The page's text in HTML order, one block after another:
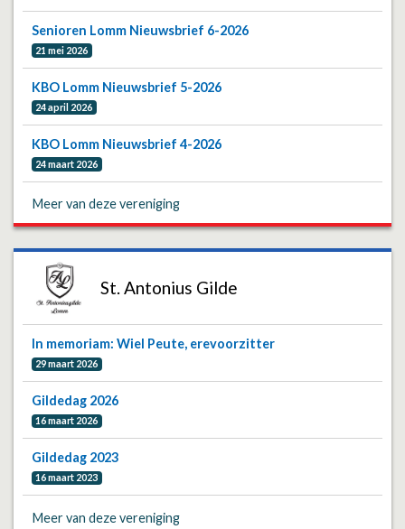
Senioren Lomm Nieuwsbrief 6-2026
21 mei 2026
KBO Lomm Nieuwsbrief 5-2026
24 april 2026
KBO Lomm Nieuwsbrief 4-2026
24 maart 2026
Meer van deze vereniging
St. Antonius Gilde
In memoriam: Wiel Peute, erevoorzitter
29 maart 2026
Gildedag 2026
16 maart 2026
Gildedag 2023
16 maart 2023
Meer van deze vereniging